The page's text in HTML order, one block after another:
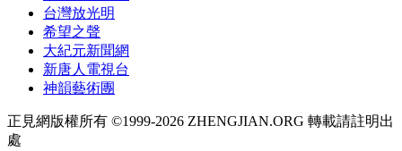
台灣放光明
希望之聲
大紀元新聞網
新唐人電視台
神韻藝術團
正見網版權所有 ©1999-2026 ZHENGJIAN.ORG 轉載請註明出
處